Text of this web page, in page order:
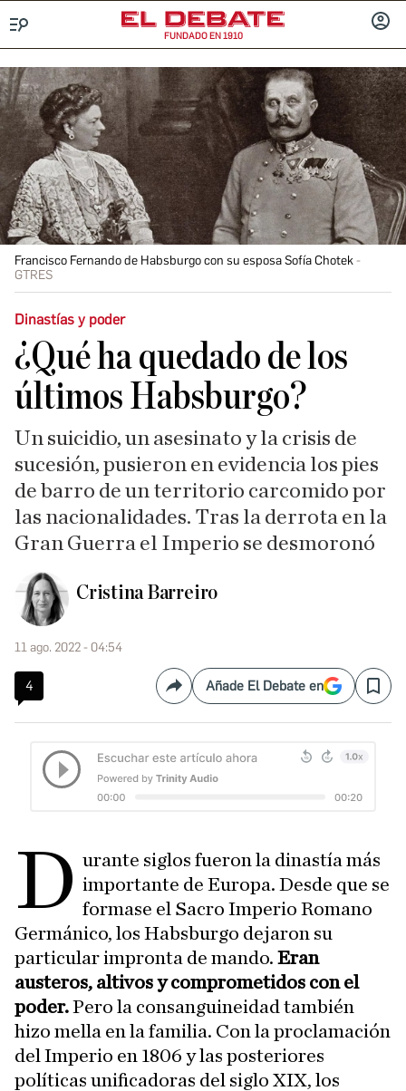
FUNDADO EN 1910
Francisco Fernando de Habsburgo con su esposa Sofía Chotek
GTRES
Dinastías y poder
¿Qué ha quedado de los
últimos Habsburgo?
Un suicidio, un asesinato y la crisis de
sucesión, pusieron en evidencia los pies
de barro de un territorio carcomido por
las nacionalidades. Tras la derrota en la
Gran Guerra el Imperio se desmoronó
Cristina Barreiro
11 ago. 2022 - 04:54
4 CompartirAñade El Debate en Save
D urante siglos fueron la dinastía más
importante de Europa. Desde que se
formase el Sacro Imperio Romano
Germánico, los Habsburgo dejaron su
particular impronta de mando. Eran
austeros, altivos y comprometidos con el
poder.Pero la consanguineidad también
hizo mella en la familia. Con la proclamación
del Imperio en 1806 y las posteriores
políticas unificadoras del siglo XIX, los